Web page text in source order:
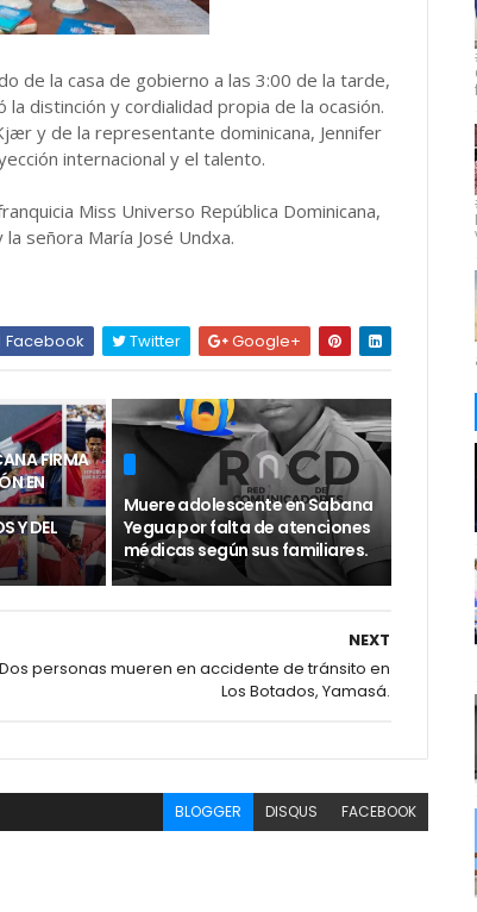
de la casa de gobierno a las 3:00 de la tarde,
distinción y cordialidad propia de la ocasión.
y de la representante dominicana, Jennifer
internacional y el talento.
Miss Universo República Dominicana,
señora María José Undxa.
Facebook Twitter Google+
FIRMA
EN
Y DEL
Muere adolescente en Sabana
Yegua por falta de atenciones
médicas según sus familiares.
NEXT
Dos personas mueren en accidente de tránsito en
Los Botados, Yamasá.
BLOGGER DISQUS FACEBOOK